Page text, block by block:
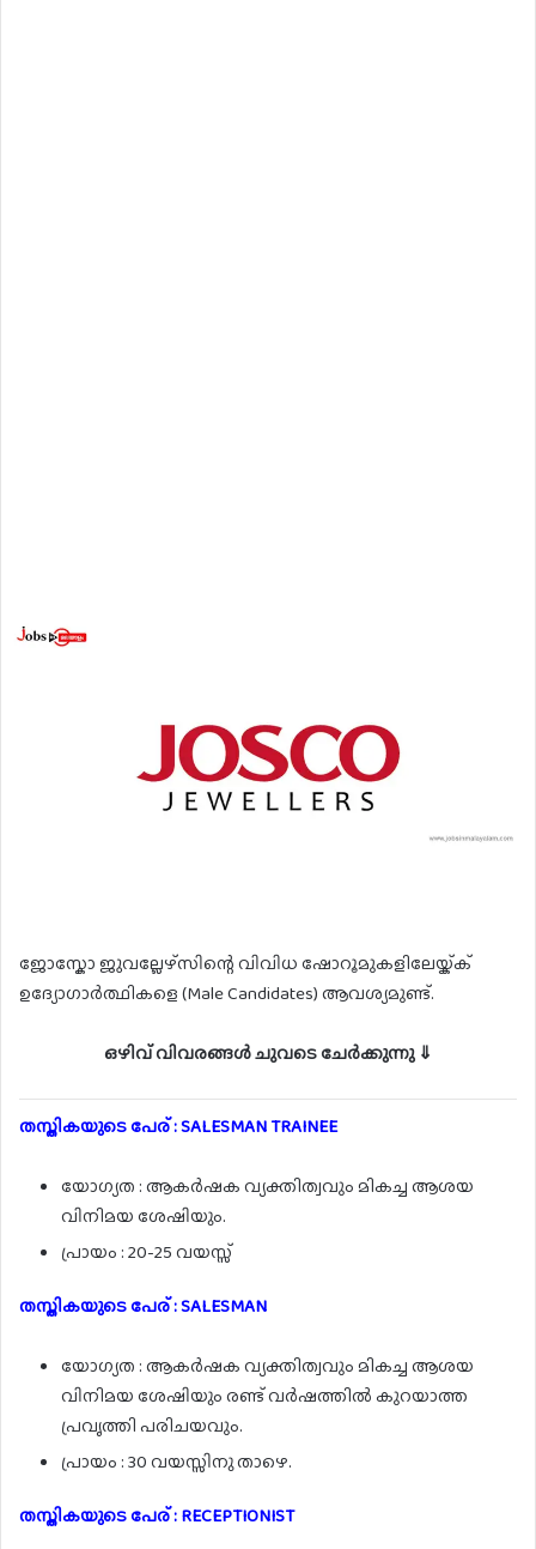
ജോസ്കോ ജുവല്ലേഴ്സിന്റെ വിവിധ ഷോറൂമുകളിലേയ്ക്ക്
ഉദ്യോഗാർത്ഥികളെ (Male Candidates) ആവശ്യമുണ്ട്.
ഒഴിവ് വിവരങ്ങൾ ചുവടെ ചേർക്കുന്നു ⇓
തസ്തികയുടെ പേര് : SALESMAN TRAINEE
യോഗ്യത : ആകർഷക വ്യക്തിത്വവും മികച്ച ആശയ
വിനിമയ ശേഷിയും.
പ്രായം : 20-25 വയസ്സ്
തസ്തികയുടെ പേര് : SALESMAN
യോഗ്യത : ആകർഷക വ്യക്തിത്വവും മികച്ച ആശയ
വിനിമയ ശേഷിയും രണ്ട് വർഷത്തിൽ കുറയാത്ത
പ്രവൃത്തി പരിചയവും.
പ്രായം : 30 വയസ്സിനു താഴെ.
തസ്തികയുടെ പേര് : RECEPTIONIST